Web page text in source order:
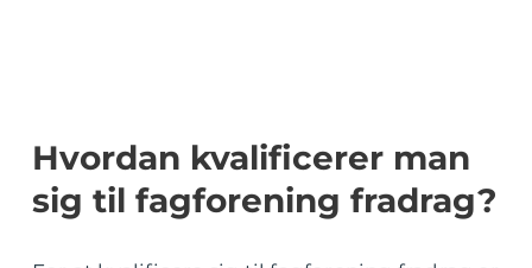
Hvordan kvalificerer man
sig til fagforening fradrag?